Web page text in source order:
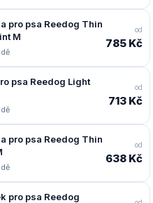
pro psa Reedog Thin
M
od
785 Kč
psa Reedog Light
od
713 Kč
pro psa Reedog Thin
od
638 Kč
pro psa Reedog